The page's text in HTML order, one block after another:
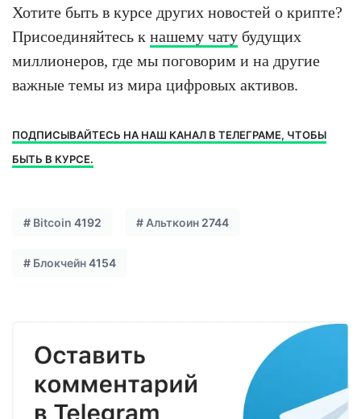
Хотите быть в курсе других новостей о крипте?
Присоединяйтесь к нашему чату будущих
миллионеров, где мы поговорим и на другие
важные темы из мира цифровых активов.
ПОДПИСЫВАЙТЕСЬ НА НАШ КАНАЛ В ТЕЛЕГРАМЕ, ЧТОБЫ
БЫТЬ В КУРСЕ.
# Bitcoin 4192 #Альткоин 2744
# Блокчейн4154